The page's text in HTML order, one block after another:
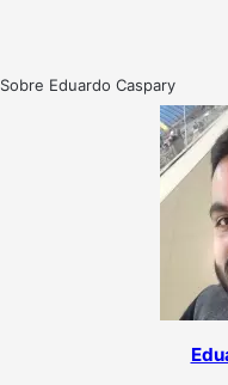
Sobre Eduardo Caspary